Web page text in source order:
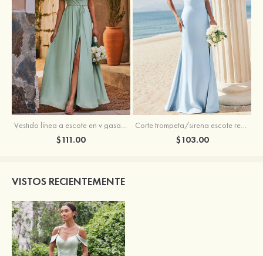
Vestido línea a escote en v gasa hasta el suelo vestido de dama de honor
$111.00
Corte trompeta/sirena escote redondo crepé elástico hasta el suelo vestido de dama de honor
$103.00
VISTOS RECIENTEMENTE